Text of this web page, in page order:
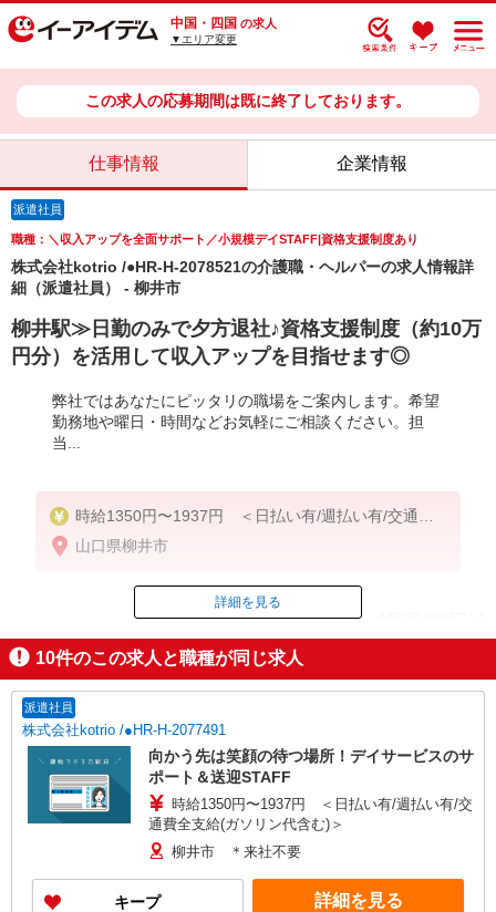
中国・四国 の求人
▼エリア変更
この求人の応募期間は既に終了しております。
仕事情報 企業情報
派遣社員
職種：＼収入アップを全面サポート／小規模デイSTAFF|資格支援制度あり
株式会社kotrio /●HR-H-2078521の介護職・ヘルパーの求人情報詳
細（派遣社員） - 柳井市
柳井駅≫日勤のみで夕方退社♪資格支援制度（約10万
円分）を活用して収入アップを目指せます◎
弊社ではあなたにピッタリの職場をご案内します。希望
勤務地や曜日・時間などお気軽にご相談ください。担
当...
時給1350円〜1937円 ＜日払い有/週払い有/交通費
全支給(ガソリン代含む)＞
山口県柳井市
ID：AE0708995714
掲載期間終了
詳細を見る
10件のこの求人と職種が同じ求人
派遣社員
株式会社kotrio /●HR-H-2077491
向かう先は笑顔の待つ場所！デイサービスのサ
ポート＆送迎STAFF
時給1350円〜1937円 ＜日払い有/週払い有/交
通費全支給(ガソリン代含む)＞
柳井市 ＊来社不要
キープ 詳細を見る